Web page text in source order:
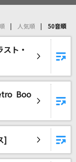
の一覧
人気順 50音順
ト・
Boo
]